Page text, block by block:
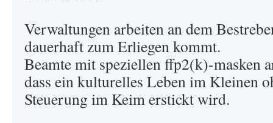
Verwaltungen arbeiten an dem
dauerhaft zum Erliegen kommt.
Beamte mit speziellen ffp2(k)-masken
dass ein kulturelles Leben im Kleinen
Steuerung im Keim erstickt wird.